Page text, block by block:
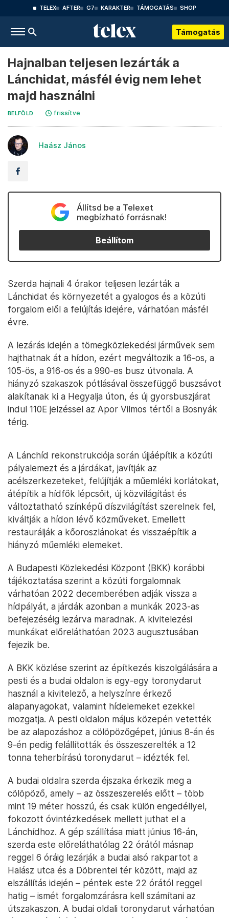
TELEX AFTER G7 KARAKTER TÁMOGATÁS SHOP
Támogatás
Hajnalban teljesen lezárták a
Lánchidat, másfél évig nem lehet
majd használni
BELFÖLD frissítve
Haász János
Állítsd be a Telexet
megbízható forrásnak!
Beállítom
Szerda hajnali 4 órakor teljesen lezárták a
Lánchidat és környezetét a gyalogos és a közúti
forgalom elől a felújítás idejére, várhatóan másfél
évre.
A lezárás idején a tömegközlekedési járművek sem
hajthatnak át a hídon, ezért megváltozik a 16-os, a
105-ös, a 916-os és a 990-es busz útvonala. A
hiányzó szakaszok pótlásával összefüggő buszsávot
alakítanak ki a Hegyalja úton, és új gyorsbuszjárat
indul 110E jelzéssel az Apor Vilmos tértől a Bosnyák
térig.
A Lánchíd rekonstrukciója során újjáépítik a közúti
pályalemezt és a járdákat, javítják az
acélszerkezeteket, felújítják a műemléki korlátokat,
átépítik a hídfők lépcsőit, új közvilágítást és
változtatható színképű díszvilágítást szerelnek fel,
kiváltják a hídon lévő közműveket. Emellett
restaurálják a kőoroszlánokat és visszaépítik a
hiányzó műemléki elemeket.
A Budapesti Közlekedési Központ (BKK) korábbi
tájékoztatása szerint a közúti forgalomnak
várhatóan 2022 decemberében adják vissza a
hídpályát, a járdák azonban a munkák 2023-as
befejezéséig lezárva maradnak. A kivitelezési
munkákat előreláthatóan 2023 augusztusában
fejezik be.
A BKK közlése szerint az építkezés kiszolgálására a
pesti és a budai oldalon is egy-egy toronydarut
használ a kivitelező, a helyszínre érkező
alapanyagokat, valamint hídelemeket ezekkel
mozgatja. A pesti oldalon május közepén vetették
be az alapozáshoz a cölöpözőgépet, június 8-án és
9-én pedig felállították és összeszerelték a 12
tonna teherbírású toronydarut – idézték fel.
A budai oldalra szerda éjszaka érkezik meg a
cölöpöző, amely – az összeszerelés előtt – több
mint 19 méter hosszú, és csak külön engedéllyel,
fokozott óvintézkedések mellett juthat el a
Lánchídhoz. A gép szállítása miatt június 16-án,
szerda este előreláthatólag 22 órától másnap
reggel 6 óráig lezárják a budai alsó rakpartot a
Halász utca és a Döbrentei tér között, majd az
elszállítás idején – péntek este 22 órától reggel
hatig – ismét forgalomzárásra kell számítani az
útszakaszon. A budai oldali toronydarut várhatóan